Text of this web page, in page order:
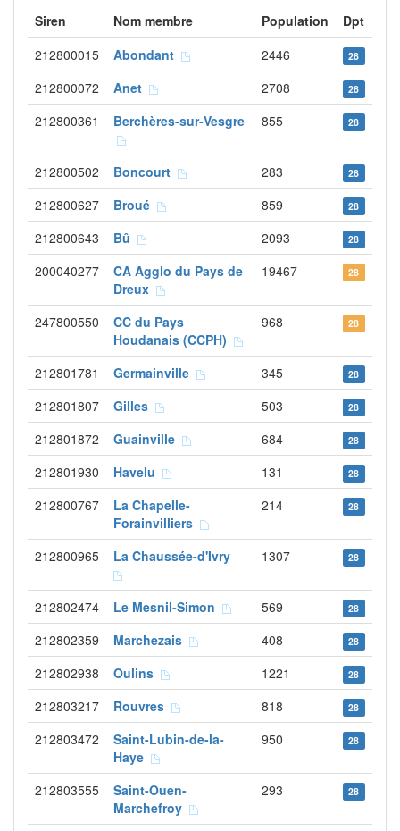
Siren Nom membre Population
Dpt
212800015
Abondant 2446 28
212800072 Anet 2708 28
212800361 Berchères-sur-Vesgre 855 28
212800502 Boncourt 283 28
212800627 Broué 859 28
212800643 Bû 2093 28
200040277
CA Agglo du Pays de
Dreux
19467 28
247800550
CC du Pays
Houdanais (CCPH)
968 28
212801781 Germainville 345 28
212801807 Gilles 503 28
212801872 Guainville 684 28
212801930 Havelu 131 28
212800767
La Chapelle-
Forainvilliers
214 28
212800965 La Chaussée-d'Ivry 1307 28
212802474 Le Mesnil-Simon 569 28
212802359 Marchezais 408 28
212802938 Oulins 1221 28
212803217 Rouvres 818 28
212803472
Saint-Lubin-de-la-
Haye
950 28
212803555
Saint-Ouen-
Marchefroy
293 28